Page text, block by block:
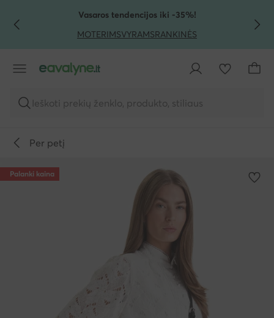
PEREITI PRIE PAGRINDINIO TURINIO
PEREITI Į PAIEŠKĄVasaros tendencijos iki -35%!
MOTERIMSVYRAMSRANKINĖS
Ieškoti prekių ženklo, produkto, stiliaus
Per petį
Palanki kaina